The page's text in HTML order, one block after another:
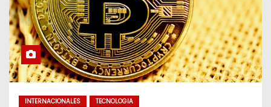
INTERNACIONALES TECNOLOGIA